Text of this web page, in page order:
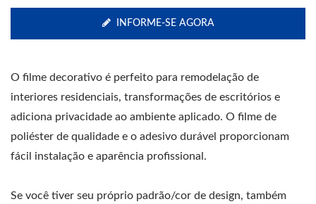
INFORME-SE AGORA
O filme decorativo é perfeito para remodelação de
interiores residenciais, transformações de escritórios e
adiciona privacidade ao ambiente aplicado. O filme de
poliéster de qualidade e o adesivo durável proporcionam
fácil instalação e aparência profissional.
Se você tiver seu próprio padrão/cor de design, também